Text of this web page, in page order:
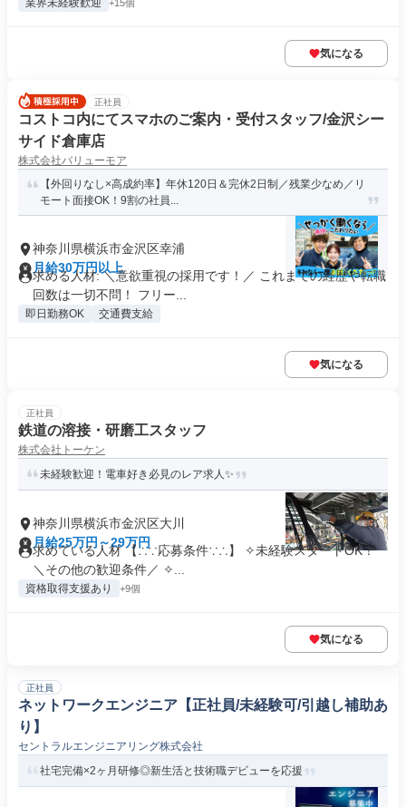
業界未経験歓迎 +15個
気になる
正社員
コストコ内にてスマホのご案内・受付スタッフ/金沢シー
サイド倉庫店
株式会社バリューモア
【外回りなし×高成約率】年休120日＆完休2日制／残業少なめ／リ
モート面接OK！9割の社員...
神奈川県横浜市金沢区幸浦
月給30万円以上
求める人材: ＼意欲重視の採用です！／ これまでの経歴や転職
回数は一切不問！ フリー...
即日勤務OK 交通費支給
気になる
正社員
鉄道の溶接・研磨工スタッフ
株式会社トーケン
未経験歓迎！電車好き必見のレア求人✨
神奈川県横浜市金沢区大川
月給25万円～29万円
求めている人材 【∴∵応募条件∵∴】 ✧未経験スタートOK！
＼その他の歓迎条件／ ✧...
資格取得支援あり +9個
気になる
正社員
ネットワークエンジニア【正社員/未経験可/引越し補助あ
り】
セントラルエンジニアリング株式会社
社宅完備×2ヶ月研修◎新生活と技術職デビューを応援